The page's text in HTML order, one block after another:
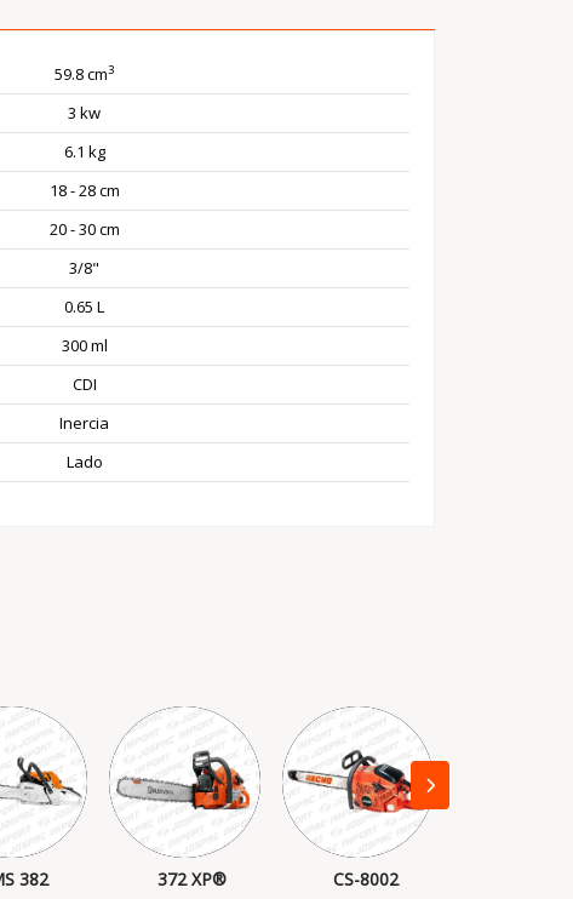
59.8 cm3
3 kw
6.1 kg
18 - 28 cm
20 - 30 cm
3/8"
0.65 L
300 ml
CDI
Inercia
Lado
382 372 XP® CS-8002